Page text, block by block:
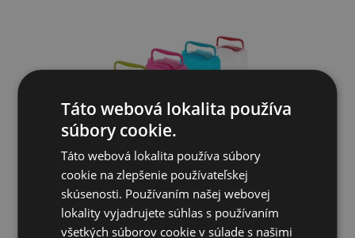
Obdĺžnikové kŕmidlo pre hydinu KERBL 5,5 l, plastové
Táto webová lokalita používa
súbory cookie.
Táto webová lokalita používa súbory
cookie na zlepšenie používateľskej
skúsenosti. Používaním našej webovej
lokality vyjadrujete súhlas s používaním
všetkých súborov cookie v súlade s našimi